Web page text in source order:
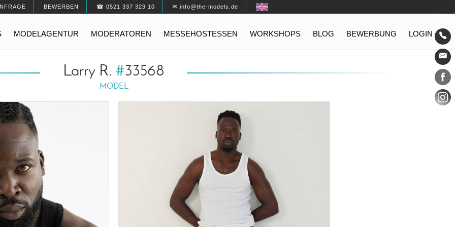
BEWERBEN ☎ 0521 337 329 10 ✉ info@the-models.de
MODELAGENTUR MODERATOREN MESSEHOSTESSEN WORKSHOPS BLOG BEWERBUNG LOGIN
Larry R. #33568
MODEL